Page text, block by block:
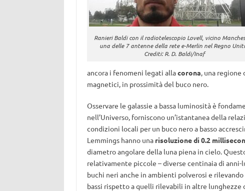
Ranieri Baldi con il radiotelescopio Lovell, vicino
una delle 7 antenne della rete e-Merlin nel Regno
Crediti: R. D. Baldi/Inaf
ancora i fenomeni legati allacorona, una regione
magnetici, in prossimità del buco nero.
Osservare le galassie a bassa luminosità è
nell’Universo, forniscono un’istantanea della
condizioni locali per un buco nero a basso
Lemmings hanno una risoluzione di 0.2
diametro angolare della luna piena in cielo.
relativamente piccole – diverse centinaia di
buchi neri anche in ambienti polverosi e
bassi rispetto a quelli rilevabili in altre lunghezze